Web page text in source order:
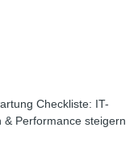
Checkliste: IT-
Performance steigern